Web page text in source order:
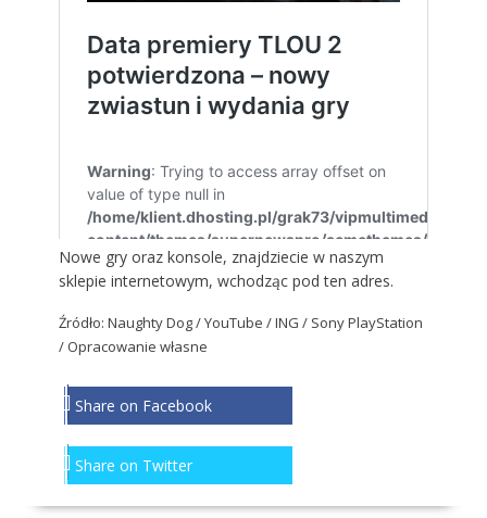
Nowe gry oraz konsole, znajdziecie w naszym
sklepie internetowym, wchodząc pod ten adres.
Źródło: Naughty Dog / YouTube / ING / Sony PlayStation
/ Opracowanie własne
Share on Facebook
Share on Twitter